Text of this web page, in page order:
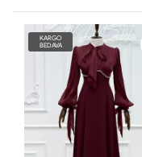
KARGO
BEDAVA